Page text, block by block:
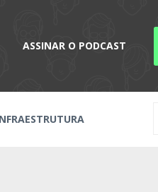
ASSINAR O PODCAST